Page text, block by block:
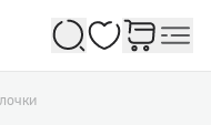
Избранное